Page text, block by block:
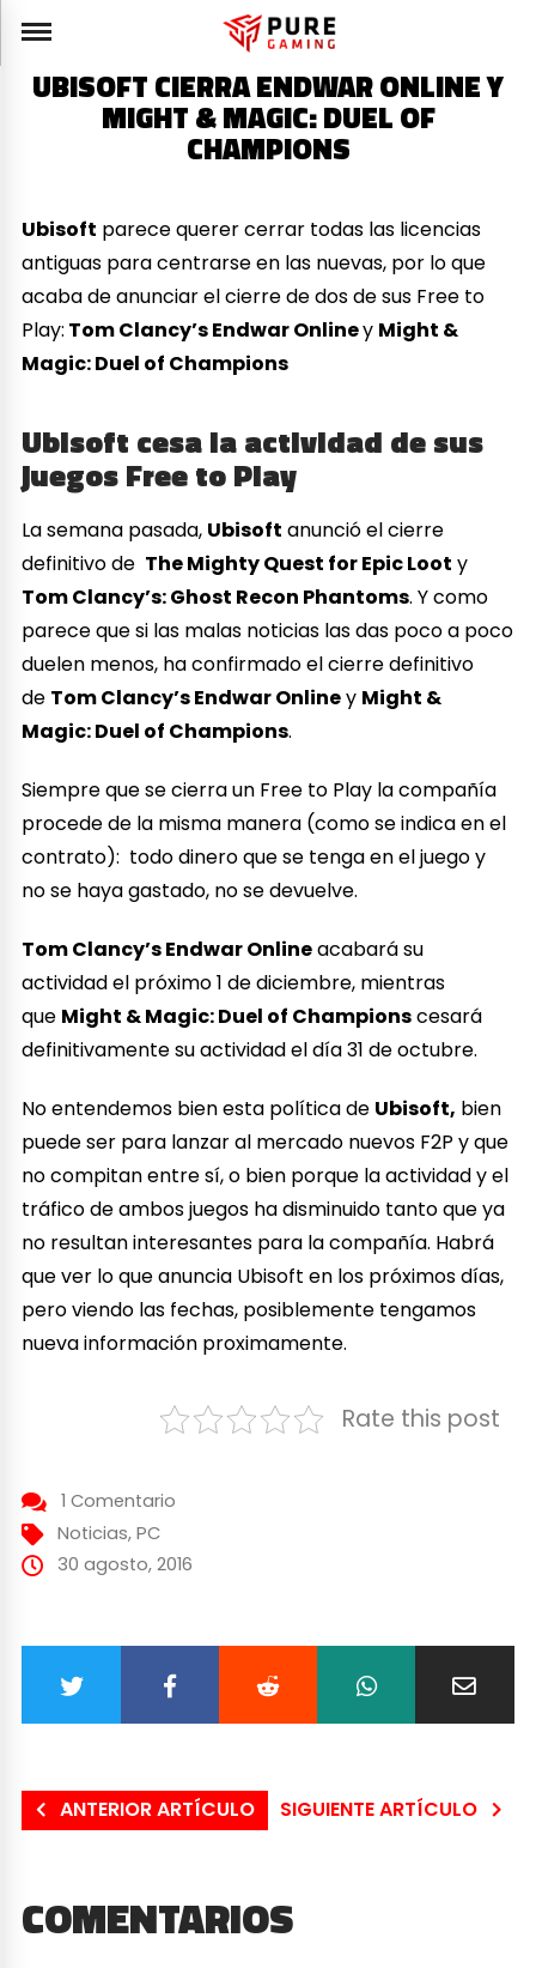
UBISOFT CIERRA ENDWAR ONLINE Y
MIGHT & MAGIC: DUEL OF
CHAMPIONS
Ubisoft parece querer cerrar todas las licencias
antiguas para centrarse en las nuevas, por lo que
acaba de anunciar el cierre de dos de sus Free to
Play: Tom Clancy’s Endwar Onliney Might &
Magic: Duel of Champions
Ubisoft cesa la actividad de sus
juegos Free to Play
La semana pasada, Ubisoft anunció el cierre
definitivo de The Mighty Quest for Epic Loot y
Tom Clancy’s: Ghost Recon Phantoms. Y como
parece que si las malas noticias las das poco a poco
duelen menos, ha confirmado el cierre definitivo
de Tom Clancy’s Endwar Onliney Might &
Magic: Duel of Champions.
Siempre que se cierra un Free to Play la compañía
procede de la misma manera (como se indica en el
contrato): todo dinero que se tenga en el juego y
no se haya gastado, no se devuelve.
Tom Clancy’s Endwar Onlineacabará su
actividad el próximo 1 de diciembre, mientras
que Might & Magic: Duel of Championscesará
definitivamente su actividad el día 31 de octubre.
No entendemos bien esta política de Ubisoft, bien
puede ser para lanzar al mercado nuevos F2P y que
no compitan entre sí, o bien porque la actividad y el
tráfico de ambos juegos ha disminuido tanto que ya
no resultan interesantes para la compañía. Habrá
que ver lo que anuncia Ubisoft en los próximos días,
pero viendo las fechas, posiblemente tengamos
nueva información proximamente.
Rate this post
1 Comentario
Noticias, PC
30 agosto, 2016
ANTERIOR ARTÍCULO SIGUIENTE ARTÍCULO
COMENTARIOS